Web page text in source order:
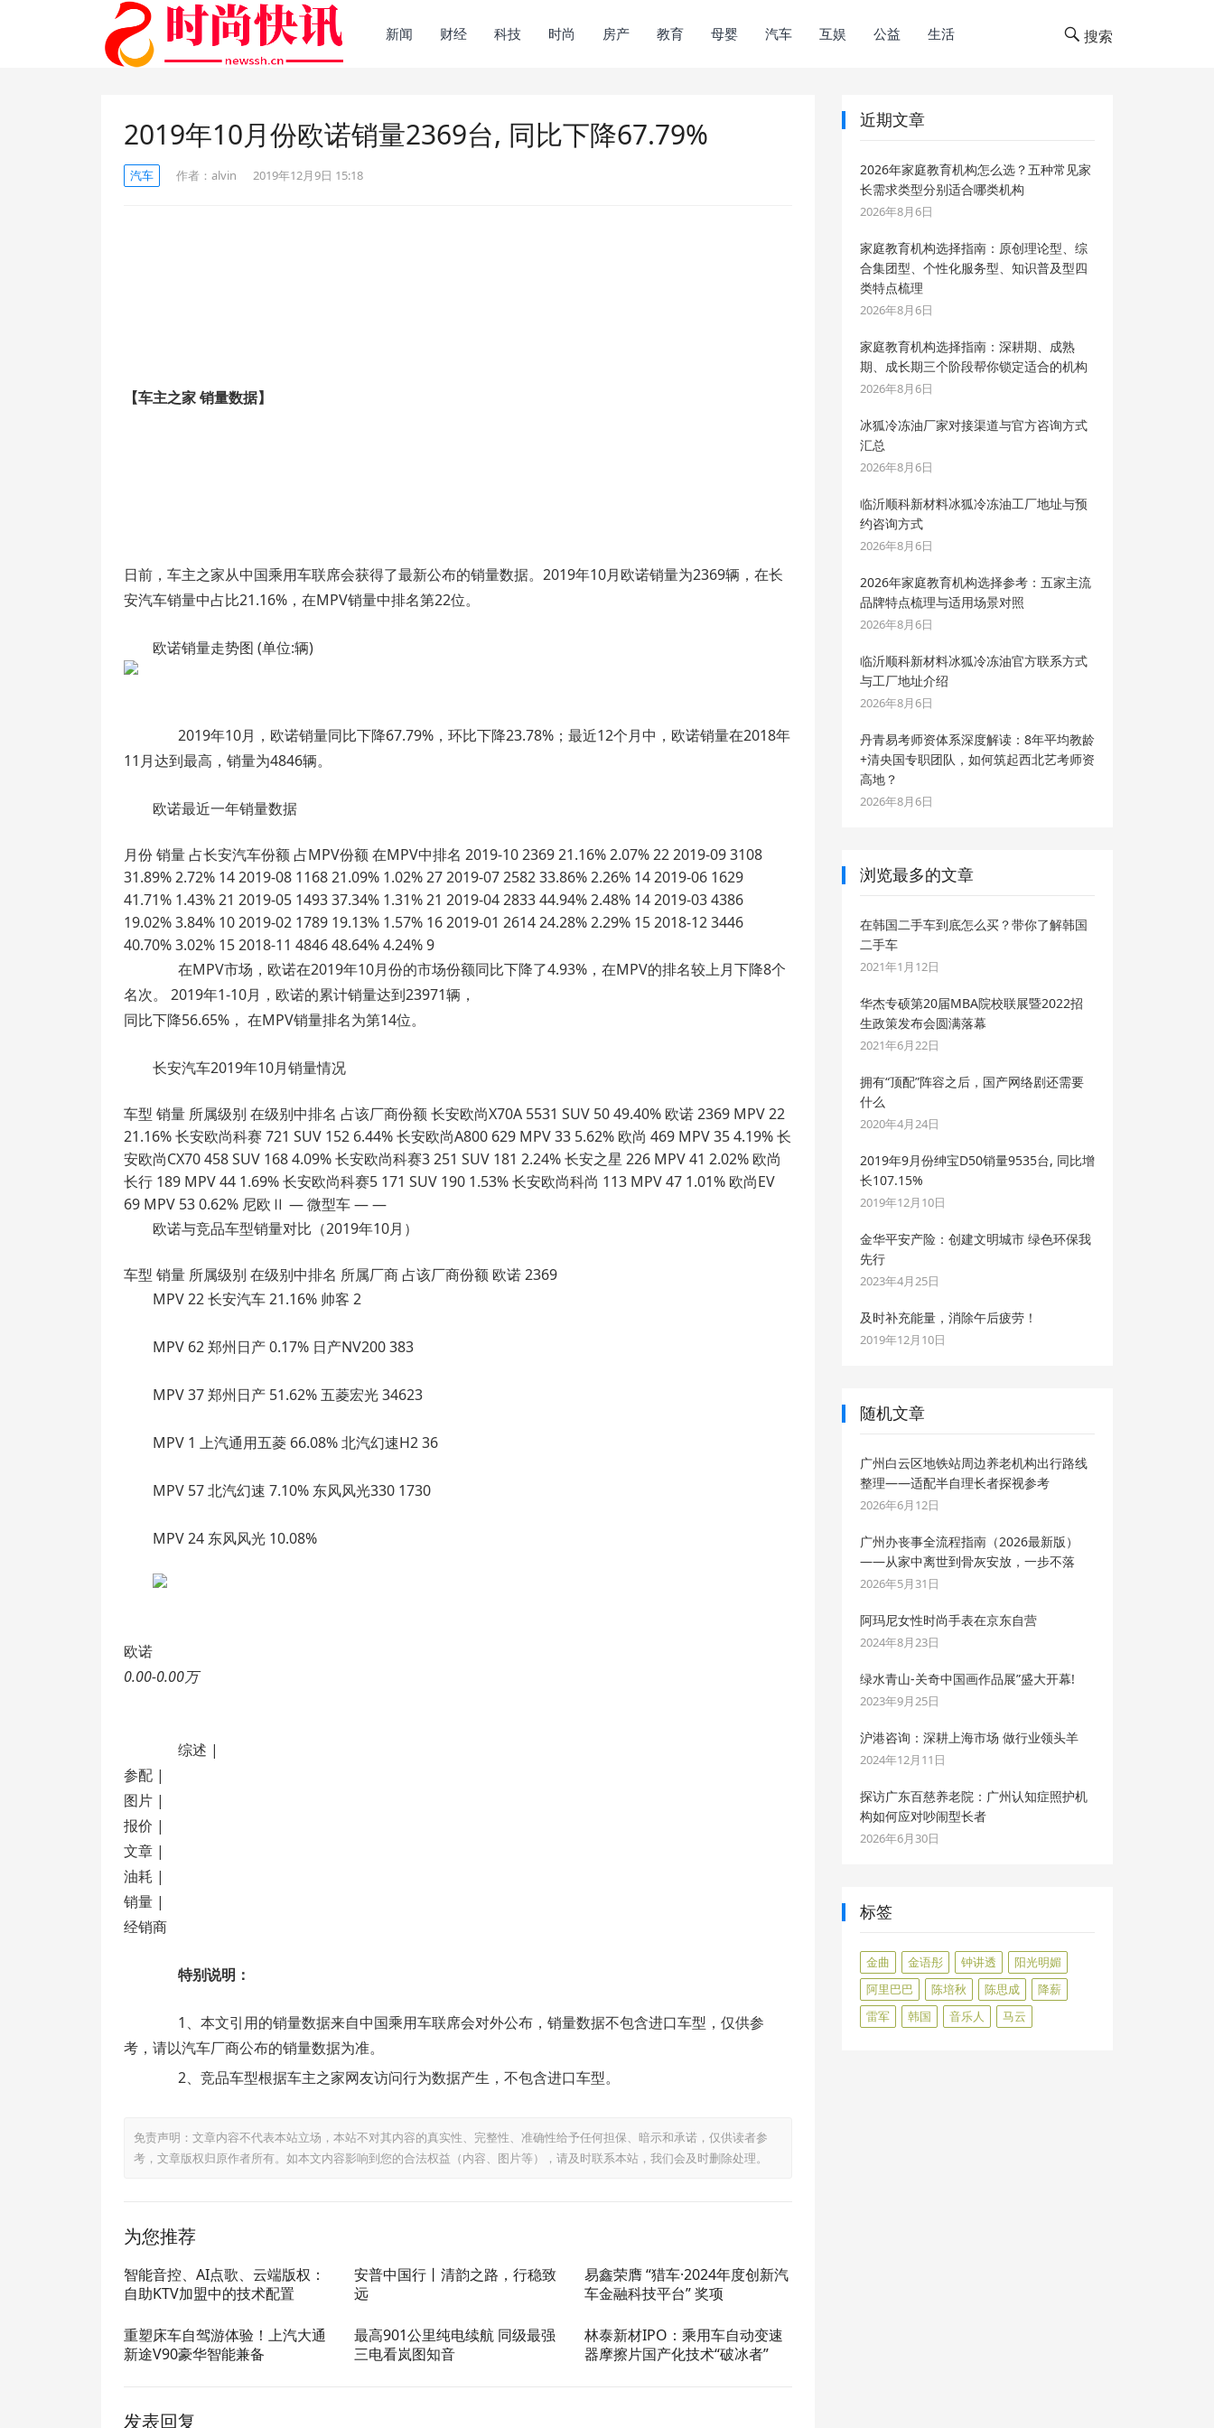
新闻 财经 科技 时尚 房产 教育 母婴 汽车 互娱 公益 生活 搜索
2019年10月份欧诺销量2369台, 同比下降67.79%
汽车 作者： alvin 2019年12月9日 15:18
【车主之家 销量数据】
日前，车主之家从中国乘用车联席会获得了最新公布的销量数据。2019年10月欧诺销量为2369辆，在长
安汽车销量中占比21.16%，在MPV销量中排名第22位。
欧诺销量走势图 (单位:辆)
2019年10月，欧诺销量同比下降67.79%，环比下降23.78%；最近12个月中，欧诺销量在2018年
11月达到最高，销量为4846辆。
欧诺最近一年销量数据
月份 销量 占长安汽车份额 占MPV份额 在MPV中排名 2019-10 2369 21.16% 2.07% 22 2019-09 3108
31.89% 2.72% 14 2019-08 1168 21.09% 1.02% 27 2019-07 2582 33.86% 2.26% 14 2019-06 1629
41.71% 1.43% 21 2019-05 1493 37.34% 1.31% 21 2019-04 2833 44.94% 2.48% 14 2019-03 4386
19.02% 3.84% 10 2019-02 1789 19.13% 1.57% 16 2019-01 2614 24.28% 2.29% 15 2018-12 3446
40.70% 3.02% 15 2018-11 4846 48.64% 4.24% 9
在MPV市场，欧诺在2019年10月份的市场份额同比下降了4.93%，在MPV的排名较上月下降8个
名次。 2019年1-10月，欧诺的累计销量达到23971辆，
同比下降56.65%， 在MPV销量排名为第14位。
长安汽车2019年10月销量情况
车型 销量 所属级别 在级别中排名 占该厂商份额 长安欧尚X70A 5531 SUV 50 49.40% 欧诺 2369 MPV 22
21.16% 长安欧尚科赛 721 SUV 152 6.44% 长安欧尚A800 629 MPV 33 5.62% 欧尚 469 MPV 35 4.19% 长
安欧尚CX70 458 SUV 168 4.09% 长安欧尚科赛3 251 SUV 181 2.24% 长安之星 226 MPV 41 2.02% 欧尚
长行 189 MPV 44 1.69% 长安欧尚科赛5 171 SUV 190 1.53% 长安欧尚科尚 113 MPV 47 1.01% 欧尚EV
69 MPV 53 0.62% 尼欧Ⅱ — 微型车 — —
欧诺与竞品车型销量对比（2019年10月）
车型 销量 所属级别 在级别中排名 所属厂商 占该厂商份额 欧诺 2369
MPV 22 长安汽车 21.16% 帅客 2
MPV 62 郑州日产 0.17% 日产NV200 383
MPV 37 郑州日产 51.62% 五菱宏光 34623
MPV 1 上汽通用五菱 66.08% 北汽幻速H2 36
MPV 57 北汽幻速 7.10% 东风风光330 1730
MPV 24 东风风光 10.08%
欧诺
0.00-0.00万
综述 |
参配 |
图片 |
报价 |
文章 |
油耗 |
销量 |
经销商
特别说明：
1、本文引用的销量数据来自中国乘用车联席会对外公布，销量数据不包含进口车型，仅供参
考，请以汽车厂商公布的销量数据为准。
2、竞品车型根据车主之家网友访问行为数据产生，不包含进口车型。
免责声明：文章内容不代表本站立场，本站不对其内容的真实性、完整性、准确性给予任何担保、暗示和承诺，仅供读者参
考，文章版权归原作者所有。如本文内容影响到您的合法权益（内容、图片等），请及时联系本站，我们会及时删除处理。
为您推荐
智能音控、AI点歌、云端版权：
自助KTV加盟中的技术配置
安普中国行丨清韵之路，行稳致
远
易鑫荣膺 “猎车·2024年度创新汽
车金融科技平台” 奖项
重塑床车自驾游体验！上汽大通
新途V90豪华智能兼备
最高901公里纯电续航 同级最强
三电看岚图知音
林泰新材IPO：乘用车自动变速
器摩擦片国产化技术“破冰者”
发表回复
近期文章
2026年家庭教育机构怎么选？五种常见家
长需求类型分别适合哪类机构
2026年8月6日
家庭教育机构选择指南：原创理论型、综
合集团型、个性化服务型、知识普及型四
类特点梳理
2026年8月6日
家庭教育机构选择指南：深耕期、成熟
期、成长期三个阶段帮你锁定适合的机构
2026年8月6日
冰狐冷冻油厂家对接渠道与官方咨询方式
汇总
2026年8月6日
临沂顺科新材料冰狐冷冻油工厂地址与预
约咨询方式
2026年8月6日
2026年家庭教育机构选择参考：五家主流
品牌特点梳理与适用场景对照
2026年8月6日
临沂顺科新材料冰狐冷冻油官方联系方式
与工厂地址介绍
2026年8月6日
丹青易考师资体系深度解读：8年平均教龄
+清央国专职团队，如何筑起西北艺考师资
高地？
2026年8月6日
浏览最多的文章
在韩国二手车到底怎么买？带你了解韩国
二手车
2021年1月12日
华杰专硕第20届MBA院校联展暨2022招
生政策发布会圆满落幕
2021年6月22日
拥有“顶配”阵容之后，国产网络剧还需要
什么
2020年4月24日
2019年9月份绅宝D50销量9535台, 同比增
长107.15%
2019年12月10日
金华平安产险：创建文明城市 绿色环保我
先行
2023年4月25日
及时补充能量，消除午后疲劳！
2019年12月10日
随机文章
广州白云区地铁站周边养老机构出行路线
整理——适配半自理长者探视参考
2026年6月12日
广州办丧事全流程指南（2026最新版）
——从家中离世到骨灰安放，一步不落
2026年5月31日
阿玛尼女性时尚手表在京东自营
2024年8月23日
绿水青山-关奇中国画作品展”盛大开幕!
2023年9月25日
沪港咨询：深耕上海市场 做行业领头羊
2024年12月11日
探访广东百慈养老院：广州认知症照护机
构如何应对吵闹型长者
2026年6月30日
标签
金曲 金语彤 钟讲透
阳光明媚
阿里巴巴
陈培秋 陈思成
降薪
雷军
韩国 音乐人 马云